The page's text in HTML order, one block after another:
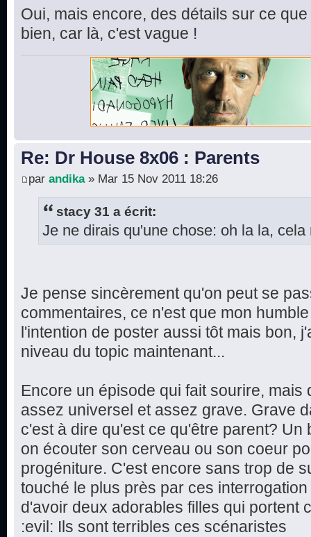
Oui, mais encore, des détails sur ce
bien, car là, c'est vague !
Re: Dr House 8x06 : Parents
par andika» Mar 15 Nov 2011 18:26
stacy 31 a écrit:
Je ne dirais qu'une chose: oh la la,
Je pense sincèrement qu'on peut se
commentaires, ce n'est que mon
l'intention de poster aussi tôt mais bon,
niveau du topic maintenant...
Encore un épisode qui fait sourire, mais
assez universel et assez grave. Grave
c'est à dire qu'est ce qu'être parent? Un
on écouter son cerveau ou son coeur
progéniture. C'est encore sans trop de
touché le plus près par ces
d'avoir deux adorables filles qui portent
:evil: Ils sont terribles ces scénaristes